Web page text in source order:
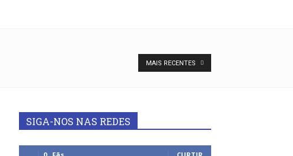
MAIS RECENTES
SIGA-NOS NAS REDES